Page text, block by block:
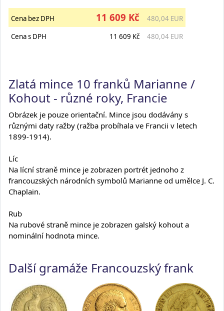
Cena bez DPH 11 609 Kč
480,04 EUR
Cena s DPH
11 609 Kč 480,04 EUR
Zlatá mince 10 franků Marianne /
Kohout - různé roky, Francie
Obrázek je pouze orientační. Mince jsou dodávány s
různými daty ražby (ražba probíhala ve Francii v letech
1899-1914).
Líc
Na lícní straně mince je zobrazen portrét jednoho z
francouzských národních symbolů Marianne od umělce J. C.
Chaplain.
Rub
Na rubové straně mince je zobrazen galský kohout a
nominální hodnota mince.
Další gramáže Francouzský frank